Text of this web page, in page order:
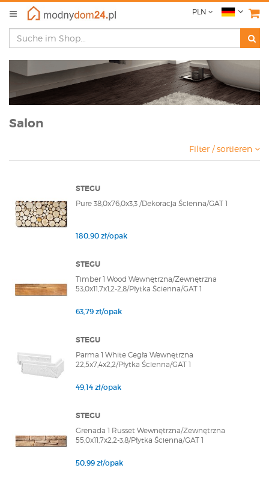
PLN
Salon
Filter / sortieren
STEGU
Pure 38,0x76,0x3,3 /Dekoracja Ścienna/GAT 1
180,90 zł/opak
STEGU
Timber 1 Wood Wewnętrzna/Zewnętrzna
53,0x11,7x1,2-2,8/Płytka Ścienna/GAT 1
63,79 zł/opak
STEGU
Parma 1 White Cegła Wewnętrzna
22,5x7,4x2,2/Płytka Ścienna/GAT 1
49,14 zł/opak
STEGU
Grenada 1 Russet Wewnętrzna/Zewnętrzna
55,0x11,7x2,2-3,8/Płytka Ścienna/GAT 1
50,99 zł/opak